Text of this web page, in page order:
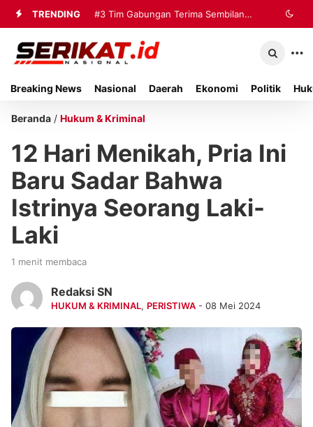
TRENDING #3 Tim Gabungan Terima Sembilan
Korban Evakuasi KM Mutiara Sentosa
Breaking News Nasional Daerah Ekonomi Politik
Beranda / Hukum & Kriminal
12 Hari Menikah, Pria Ini
Baru Sadar Bahwa
Istrinya Seorang Laki-
Laki
1 menit membaca
Redaksi SN
HUKUM & KRIMINAL, PERISTIWA - 08 Mei 2024